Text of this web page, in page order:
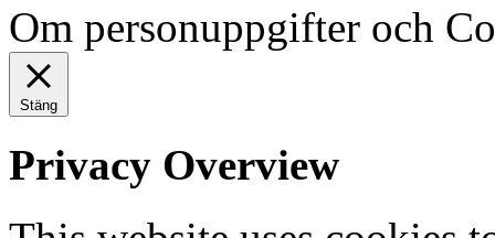
Om personuppgifter och
Stäng
Privacy Overview